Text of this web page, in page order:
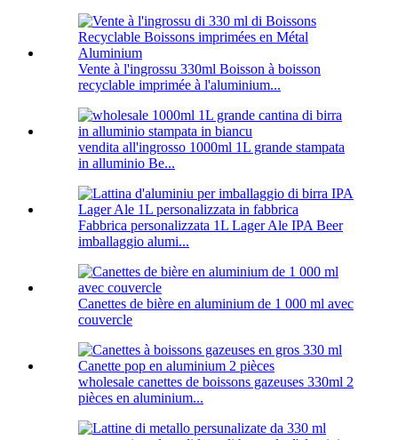
Vente à l'ingrossu 330ml Boisson à boisson
recyclable imprimée à l'aluminium...
vendita all'ingrosso 1000ml 1L grande stampata
in alluminio Be...
Fabbrica personalizzata 1L Lager Ale IPA Beer
imballaggio alumi...
Canettes de bière en aluminium de 1 000 ml avec
couvercle
wholesale canettes de boissons gazeuses 330ml 2
pièces en aluminium...